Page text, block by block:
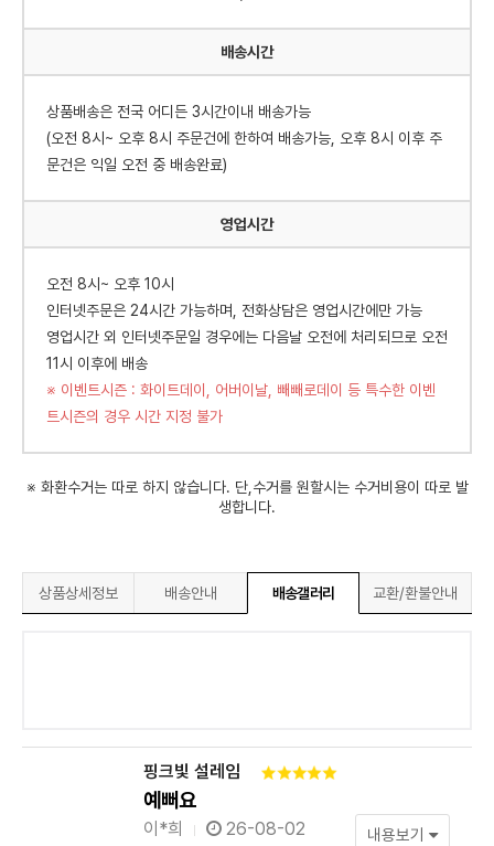
배송시간
상품배송은 전국 어디든 3시간이내 배송가능
(오전 8시~ 오후 8시 주문건에 한하여 배송가능, 오후 8시 이후 주
문건은 익일 오전 중 배송완료)
영업시간
오전 8시~ 오후 10시
인터넷주문은 24시간 가능하며, 전화상담은 영업시간에만 가능
영업시간 외 인터넷주문일 경우에는 다음날 오전에 처리되므로 오전
11시 이후에 배송
※ 이벤트시즌 : 화이트데이, 어버이날, 빼빼로데이 등 특수한 이벤
트시즌의 경우 시간 지정 불가
※ 화환수거는 따로 하지 않습니다. 단,수거를 원할시는 수거비용이 따로 발
생합니다.
상품상세정보 배송안내 배송갤러리 교환/환불안내
핑크빛 설레임
예뻐요
이*희 26-08-02 내용보기